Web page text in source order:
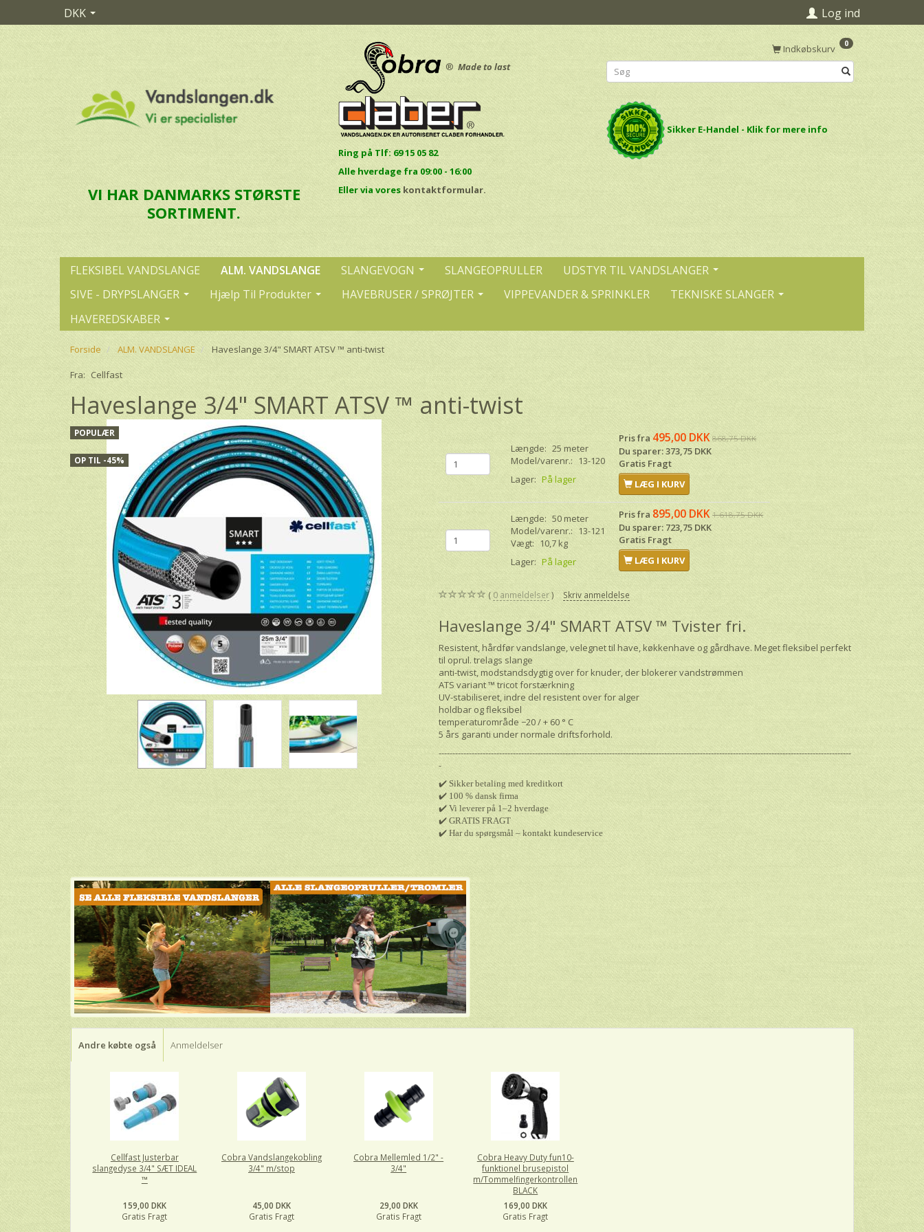
DKK Log ind
VI HAR DANMARKS STØRSTE
SORTIMENT.
® Made to last
Ring på Tlf: 69 15 05 82
Alle hverdage fra 09:00 - 16:00
Eller via vores kontaktformular.
Indkøbskurv 0
Sikker E-Handel - Klik for mere info
FLEKSIBEL VANDSLANGE ALM. VANDSLANGE SLANGEVOGN SLANGEOPRULLER
UDSTYR TIL VANDSLANGER
SIVE - DRYPSLANGER
Hjælp Til Produkter HAVEBRUSER / SPRØJTER VIPPEVANDER & SPRINKLER
TEKNISKE SLANGER
HAVEREDSKABER
Forside ALM. VANDSLANGE Haveslange 3/4" SMART ATSV ™ anti-twist
Fra: Cellfast
Haveslange 3/4" SMART ATSV ™ anti-twist
POPULÆR
OP TIL -45%
Længde: 25 meter
Model/varenr.: 13-120
Lager: På lager
Pris fra495,00 DKK 868,75 DKK
Du sparer:373,75 DKK
Gratis Fragt
LÆG I KURV
Længde: 50 meter
Model/varenr.: 13-121
Vægt: 10,7 kg
Lager: På lager
Pris fra 895,00 DKK 1.618,75 DKK
Du sparer: 723,75 DKK
Gratis Fragt
LÆG I KURV
0 anmeldelser Skriv anmeldelse
Haveslange 3/4" SMART ATSV ™ Tvister fri.
Resistent, hårdfør vandslange, velegnet til have, køkkenhave og gårdhave. Meget fleksibel perfekt
til oprul. trelags slange
anti-twist, modstandsdygtig over for knuder, der blokerer vandstrømmen
ATS variant ™ tricot forstærkning
UV-stabiliseret, indre del resistent over for alger
holdbar og fleksibel
temperaturområde −20 / + 60 ° С
5 års garanti under normale driftsforhold.
------------------------------------------------------------------------------------------------------------------------------------------------------
-
✔️ Sikker betaling med kreditkort
✔️ 100 % dansk firma
✔️ Vi leverer på 1–2 hverdage
✔️ GRATIS FRAGT
✔️ Har du spørgsmål – kontakt kundeservice
Andre købte også Anmeldelser
Cellfast Justerbar
slangedyse 3/4" SÆT IDEAL
™
159,00 DKK
Gratis Fragt
Cobra Vandslangekobling
3/4" m/stop
45,00 DKK
Gratis Fragt
Cobra Mellemled 1/2" -
3/4"
29,00 DKK
Gratis Fragt
Cobra Heavy Duty fun10-
funktionel brusepistol
m/Tommelfingerkontrollen
BLACK
169,00 DKK
Gratis Fragt